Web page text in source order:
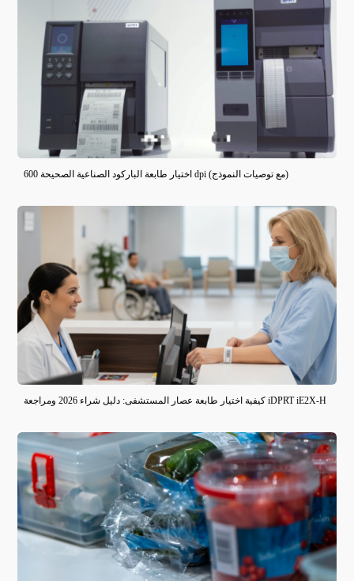
اختيار طابعة الباركود الصناعية الصحيحة 600 dpi (مع توصيات النموذج)
كيفية اختيار طابعة عصار المستشفى: دليل شراء 2026 ومراجعة iDPRT iE2X-H